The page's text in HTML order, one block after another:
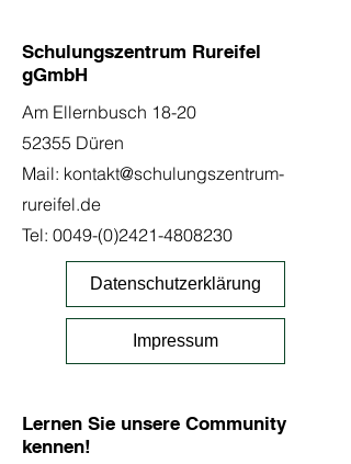
Schulungszentrum Rureifel
gGmbH
Am Ellernbusch 18-20
52355 Düren
Mail: kontakt@schulungszentrum-
rureifel.de
Tel: 0049-(0)2421-4808230
Datenschutzerklärung
Impressum
Lernen Sie unsere Community
kennen!